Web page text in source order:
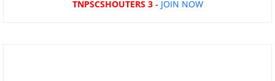
TNPSCSHOUTERS 3- JOIN NOW